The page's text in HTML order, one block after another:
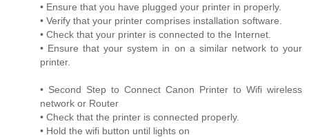
• Ensure that you have plugged your printer in properly.
• Verify that your printer comprises installation software.
• Check that your printer is connected to the Internet.
• Ensure that your system in on a similar network to your
printer.
• Second Step to Connect Canon Printer to Wifi wireless
network or Router
• Check that the printer is connected properly.
• Hold the wifi button until lights on